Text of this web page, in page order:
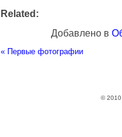
Related:
Добавлено в
« Первые фотографии
©